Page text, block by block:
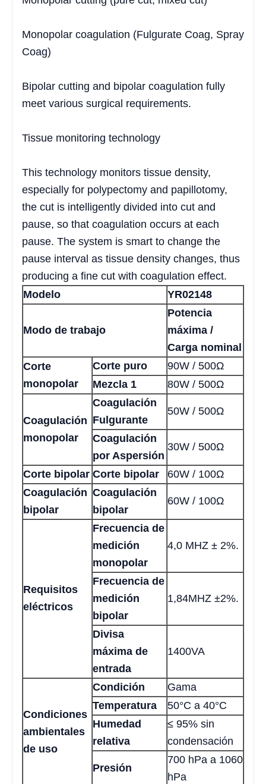
Monopolar coagulation (Fulgurate Coag, Spray
Coag)
Bipolar cutting and bipolar coagulation fully
meet various surgical requirements.
Tissue monitoring technology
This technology monitors tissue density,
especially for polypectomy and papillotomy,
the cut is intelligently divided into cut and
pause, so that coagulation occurs at each
pause. The system is smart to change the
pause interval as tissue density changes, thus
producing a fine cut with coagulation effect.
Modelo
YR02148
Modo de trabajo
Potencia
máxima /
Carga nominal
Corte
monopolar
Corte puro
90W / 500Ω
Mezcla 1
80W / 500Ω
Coagulación
monopolar
Coagulación
Fulgurante
50W / 500Ω
Coagulación
por Aspersión
30W / 500Ω
Corte bipolar Corte bipolar
60W / 100Ω
Coagulación
bipolar
Coagulación
bipolar
60W / 100Ω
Requisitos
eléctricos
Frecuencia de
medición
monopolar
4,0 MHZ ± 2%.
Frecuencia de
medición
bipolar
1,84MHZ ±2%.
Divisa
máxima de
entrada
1400VA
Condiciones
ambientales
de uso
Condición
Gama
Temperatura
50°C a 40°C
Humedad
relativa
≤ 95% sin
condensación
Presión
700 hPa a 1060
hPa